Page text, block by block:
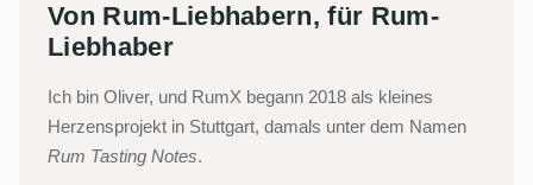
Von Rum-Liebhabern, für Rum-
Liebhaber
Ich bin Oliver, und RumX begann 2018 als kleines
Herzensprojekt in Stuttgart, damals unter dem Namen
Rum Tasting Notes.